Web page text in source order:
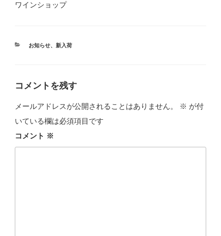
ワインショップ
カ
お知らせ、 新入荷
コメントを残す
メールアドレスが公開されることはありません。 ※ が付
いている欄は必須項目です
コメント ※